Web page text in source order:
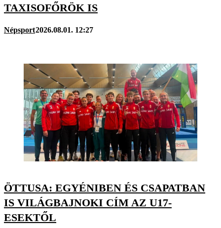
TAXISOFŐRÖK IS
Népsport2026.08.01. 12:27
ÖTTUSA: EGYÉNIBEN ÉS CSAPATBAN
IS VILÁGBAJNOKI CÍM AZ U17-
ESEKTŐL